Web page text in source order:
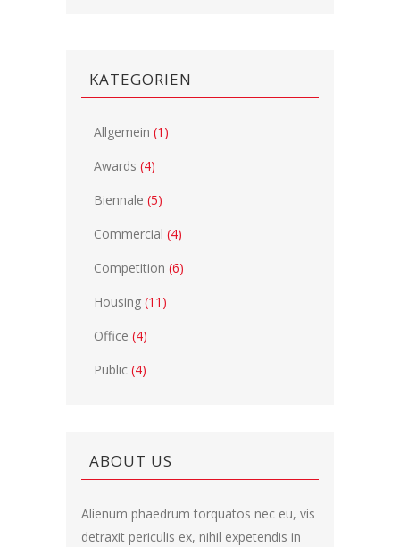
KATEGORIEN
Allgemein (1)
Awards (4)
Biennale (5)
Commercial (4)
Competition (6)
Housing (11)
Office (4)
Public (4)
ABOUT US
Alienum phaedrum torquatos nec eu, vis
detraxit periculis ex, nihil expetendis in